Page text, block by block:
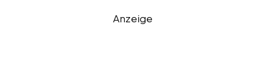
Anzeige